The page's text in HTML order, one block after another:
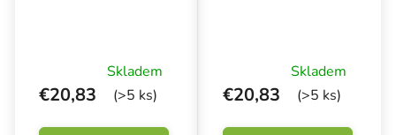
Skladem
(>5 ks)
€20,83
Skladem
(>5 ks)
€20,83